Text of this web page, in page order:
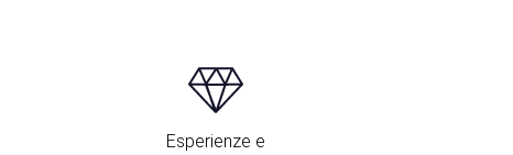
Esperienze e